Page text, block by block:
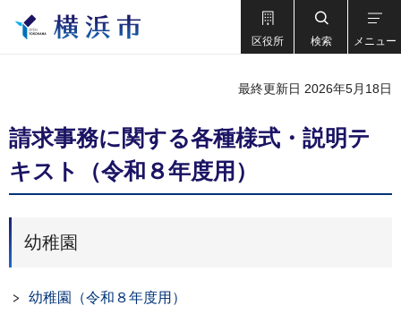
区役所 検索 メニュー
最終更新日 2026年5月18日
請求事務に関する各種様式・説明テ
キスト（令和８年度用）
幼稚園
幼稚園（令和８年度用）